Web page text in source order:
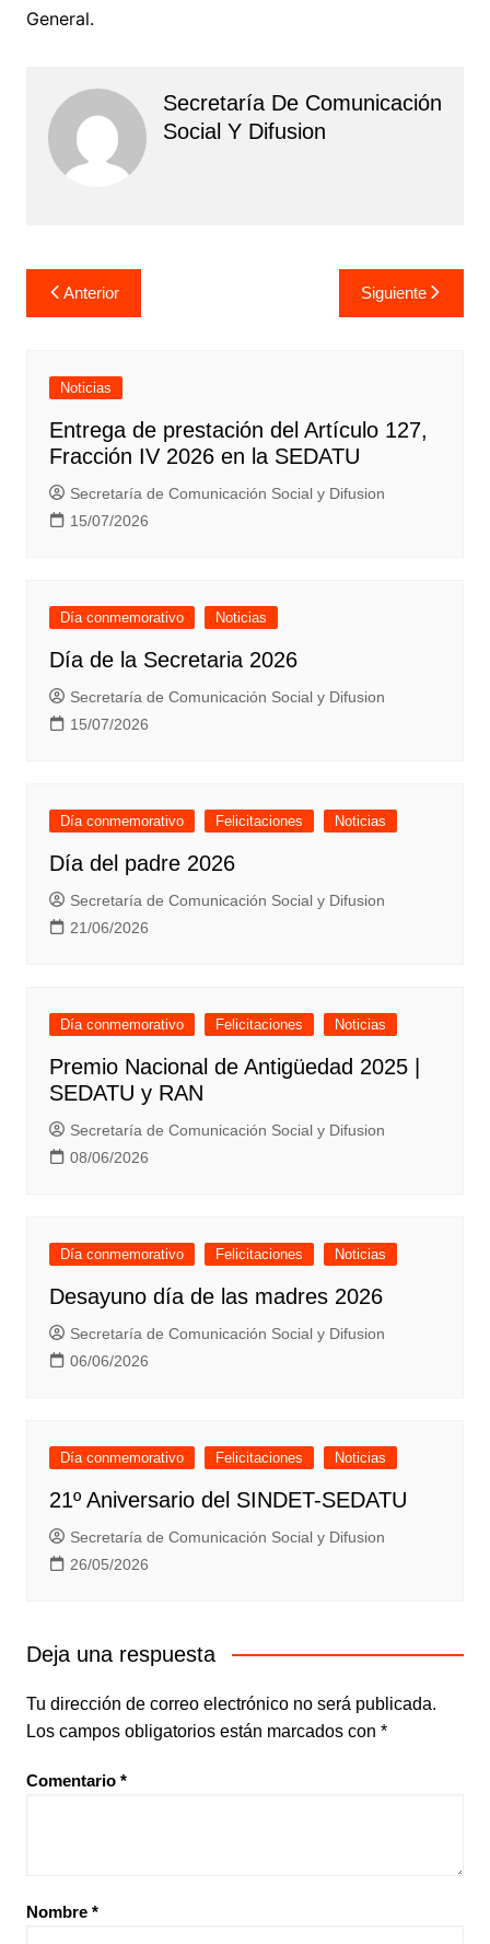
General.
Secretaría De Comunicación
Social Y Difusion
Navegación
de
Anterior Siguiente
Noticias
Entrega de prestación del Artículo 127,
Fracción IV 2026 en la SEDATU
Secretaría de Comunicación Social y Difusion
15/07/2026
Día conmemorativo Noticias
Día de la Secretaria 2026
Secretaría de Comunicación Social y Difusion
15/07/2026
Día conmemorativo Felicitaciones Noticias
Día del padre 2026
Secretaría de Comunicación Social y Difusion
21/06/2026
Día conmemorativo Felicitaciones Noticias
Premio Nacional de Antigüedad 2025 |
SEDATU y RAN
Secretaría de Comunicación Social y Difusion
08/06/2026
Día conmemorativo Felicitaciones Noticias
Desayuno día de las madres 2026
Secretaría de Comunicación Social y Difusion
06/06/2026
Día conmemorativo Felicitaciones Noticias
21º Aniversario del SINDET-SEDATU
Secretaría de Comunicación Social y Difusion
26/05/2026
Deja una respuesta
Tu dirección de correo electrónico no será publicada.
Los campos obligatorios están marcados con *
Comentario *
Nombre *